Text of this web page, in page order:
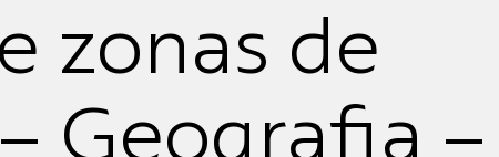
zonas de
Geografia –